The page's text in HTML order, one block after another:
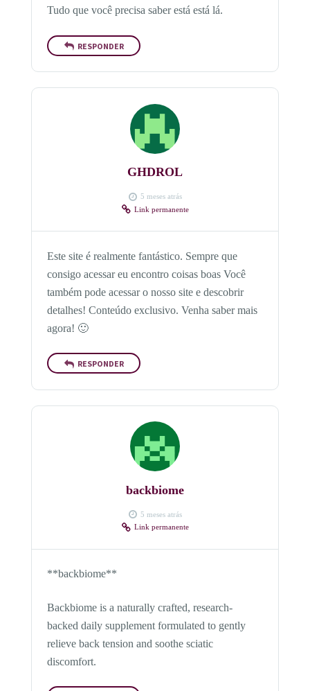
Tudo que você precisa saber está está lá.
RESPONDER
GHDROL
5 meses atrás
Link permanente
Este site é realmente fantástico. Sempre que
consigo acessar eu encontro coisas boas Você
também pode acessar o nosso site e descobrir
detalhes! Conteúdo exclusivo. Venha saber mais
agora! 🙂
RESPONDER
backbiome
5 meses atrás
Link permanente
**backbiome**
Backbiome is a naturally crafted, research-
backed daily supplement formulated to gently
relieve back tension and soothe sciatic
discomfort.